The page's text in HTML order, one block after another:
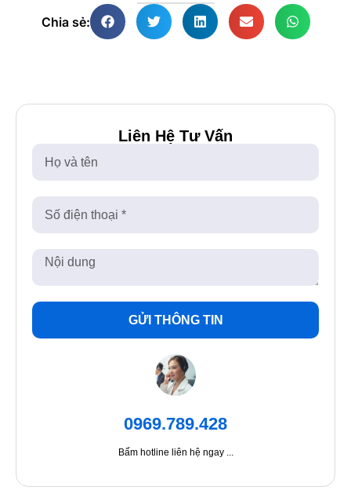
Chia sẻ:
Liên Hệ Tư Vấn
GỬI THÔNG TIN
0969.789.428
Bấm hotline liên hệ ngay ...